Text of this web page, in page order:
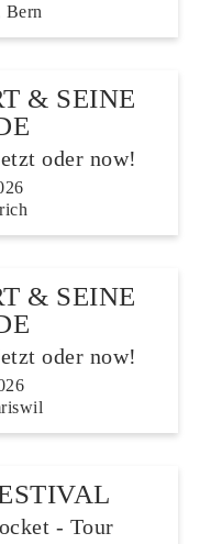
Bern
& SEINE
oder now!
& SEINE
oder now!
- Tour